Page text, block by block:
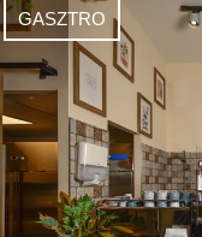
GASZTRO